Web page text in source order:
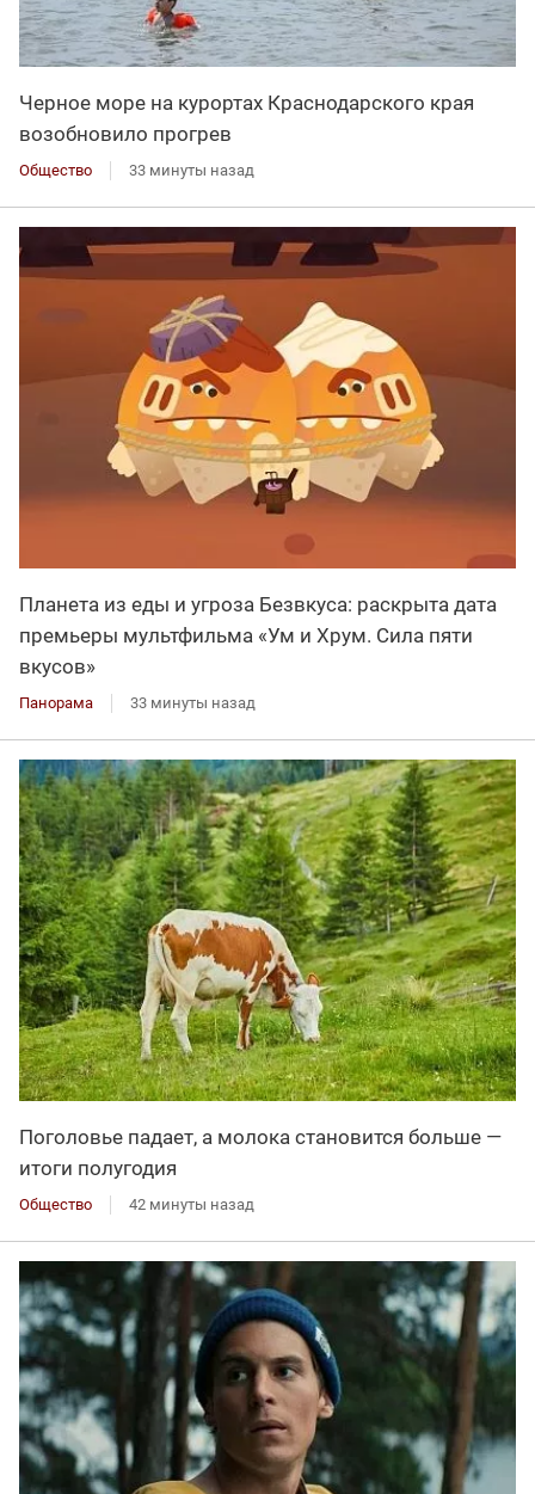
Черное море на курортах Краснодарского края
возобновило прогрев
Общество 33 минуты назад
Планета из еды и угроза Безвкуса: раскрыта дата
премьеры мультфильма «Ум и Хрум. Сила пяти
вкусов»
Панорама 33 минуты назад
Поголовье падает, а молока становится больше —
итоги полугодия
Общество 42 минуты назад